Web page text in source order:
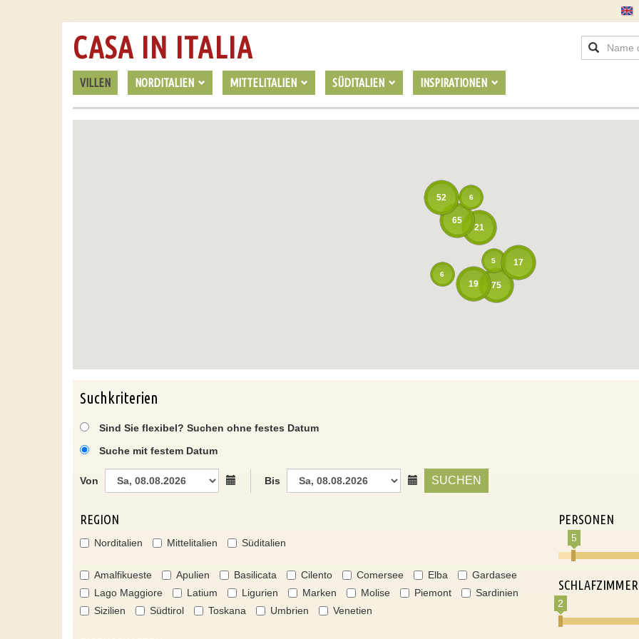
VILLEN NORDITALIEN MITTELITALIEN SÜDITALIEN INSPIRATIONEN
CASA IN ITALIA
21
65
6
75
5
52
17
19
6
Suchkriterien
Sind Sie flexibel? Suchen ohne festes Datum
Suche mit festem Datum
Von Bis SUCHEN
REGION
Norditalien Mittelitalien Süditalien
Amalfikueste Apulien Basilicata Cilento Comersee Elba
Gardasee
Lago Maggiore
Latium Ligurien Marken Molise Piemont
Sardinien
Sizilien
Südtirol Toskana Umbrien Venetien
PERSONEN
5
SCHLAFZIMMER
2